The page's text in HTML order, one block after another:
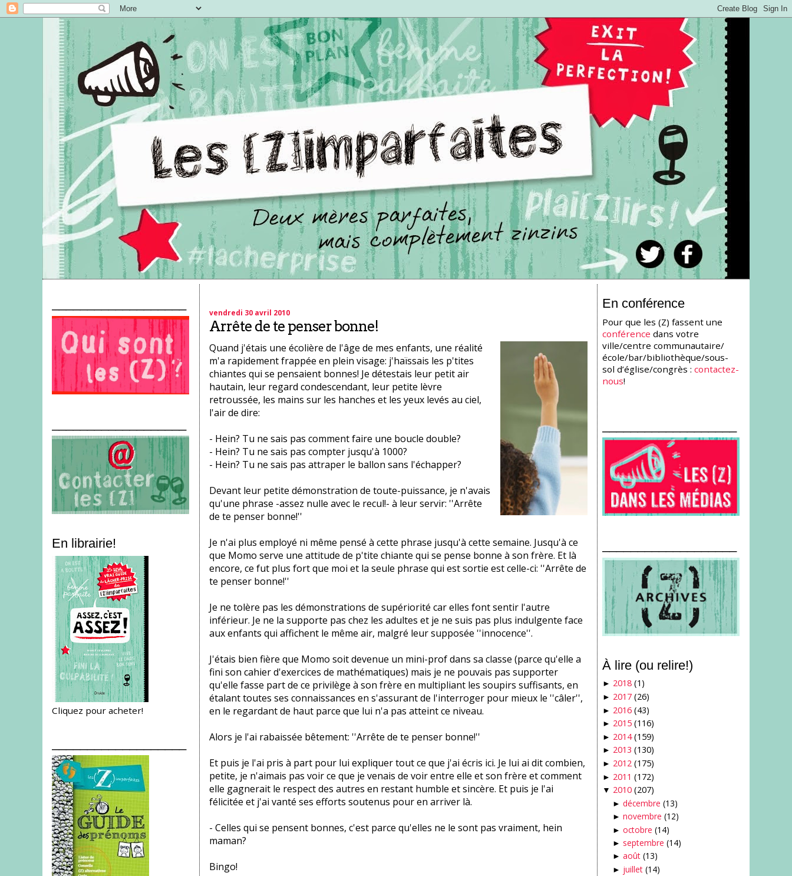
En librairie!
Cliquez pour acheter!
vendredi 30 avril 2010
Arrête de te penser bonne!
Quand j'étais une écolière de l'âge de mes enfants, une réalité
m'a rapidement frappée en plein visage: j'haïssais les p'tites
chiantes qui se pensaient bonnes! Je détestais leur petit air
hautain, leur regard condescendant, leur petite lèvre
retroussée, les mains sur les hanches et les yeux levés au ciel,
l'air de dire:
- Hein? Tu ne sais pas comment faire une boucle double?
- Hein? Tu ne sais pas compter jusqu'à 1000?
- Hein? Tu ne sais pas attraper le ballon sans l'échapper?
Devant leur petite démonstration de toute-puissance, je n'avais
qu'une phrase -assez nulle avec le recul!- à leur servir: ''Arrête
de te penser bonne!''
Je n'ai plus employé ni même pensé à cette phrase jusqu'à cette semaine. Jusqu'à ce
que Momo serve une attitude de p'tite chiante qui se pense bonne à son frère. Et là
encore, ce fut plus fort que moi et la seule phrase qui est sortie est celle-ci: ''Arrête de
te penser bonne!''
Je ne tolère pas les démonstrations de supériorité car elles font sentir l'autre
inférieur. Je ne la supporte pas chez les adultes et je ne suis pas plus indulgente face
aux enfants qui affichent le même air, malgré leur supposée ''innocence''.
J'étais bien fière que Momo soit devenue un mini-prof dans sa classe (parce qu'elle a
fini son cahier d'exercices de mathématiques) mais je ne pouvais pas supporter
qu'elle fasse part de ce privilège à son frère en multipliant les soupirs suffisants, en
étalant toutes ses connaissances en s'assurant de l'interroger pour mieux le ''câler'',
en le regardant de haut parce que lui n'a pas atteint ce niveau.
Alors je l'ai rabaissée bêtement: ''Arrête de te penser bonne!''
Et puis je l'ai pris à part pour lui expliquer tout ce que j'ai écris ici. Je lui ai dit combien,
petite, je n'aimais pas voir ce que je venais de voir entre elle et son frère et comment
elle gagnerait le respect des autres en restant humble et sincère. Et puis je l'ai
félicitée et j'ai vanté ses efforts soutenus pour en arriver là.
- Celles qui se pensent bonnes, c'est parce qu'elles ne le sont pas vraiment, hein
maman?
Bingo!
En conférence
Pour que les (Z) fassent une
conférence dans votre
ville/centre communautaire/
école/bar/bibliothèque/sous-
sol d’église/congrès :contactez-
nous!
À lire (ou relire!)
► 2018 (1)
► 2017 (26)
► 2016 (43)
► 2015 (116)
► 2014 (159)
► 2013 (130)
► 2012 (175)
► 2011 (172)
▼ 2010 (207)
► décembre (13)
► novembre (12)
► octobre (14)
► septembre (14)
► août (13)
► juillet (14)